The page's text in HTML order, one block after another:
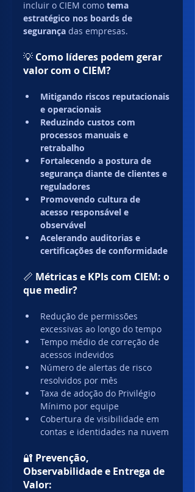
incluir o CIEM como tema
estratégico nos boards de
segurança das empresas.
💡 Como líderes podem gerar
valor com o CIEM?
Mitigando riscos reputacionais
e operacionais
Reduzindo custos com
processos manuais e
retrabalho
Fortalecendo a postura de
segurança diante de clientes e
reguladores
Promovendo cultura de
acesso responsável e
observável
Acelerando auditorias e
certificações de conformidade
📏 Métricas e KPIs com CIEM: o
que medir?
Redução de permissões
excessivas ao longo do tempo
Tempo médio de correção de
acessos indevidos
Número de alertas de risco
resolvidos por mês
Taxa de adoção do Privilégio
Mínimo por equipe
Cobertura de visibilidade em
contas e identidades na nuvem
🔐 Prevenção,
Observabilidade e Entrega de
Valor: